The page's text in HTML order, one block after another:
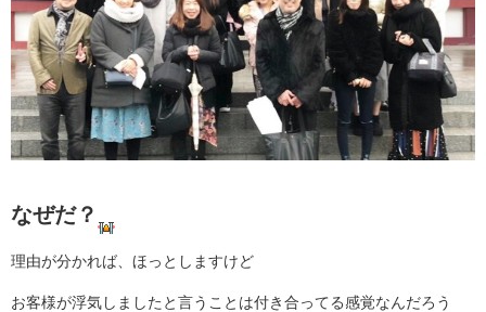
なぜだ？
理由が分かれば、ほっとしますけど
お客様が浮気しましたと言うことは付き合ってる感覚なんだろう